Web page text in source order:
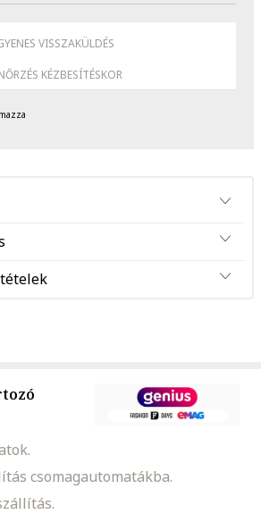
VISSZAKÜLDÉS
KÉZBESÍTÉSKOR
csomagautomatákba.